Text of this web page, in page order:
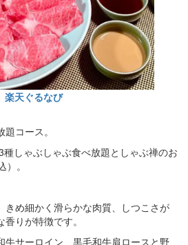
楽天ぐるなび
コース。
種しゃぶしゃぶ食べ放題としゃぶ禅のお
。
きめ細かく滑らかな肉質、しつこさが
りが特徴です。
牛サーロイン、黒毛和牛肩ロースと野